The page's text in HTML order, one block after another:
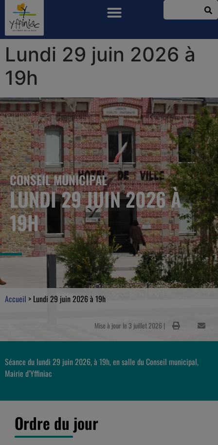
Lundi 29 juin 2026 à
19h
CONSEIL MUNICIPAL
LUNDI 29 JUIN 2026 À
19H
Accueil > Lundi 29 juin 2026 à 19h
Mise à jour le 3 juillet 2026 |
Séance du lundi 29 juin 2026, à 19h, en salle du Conseil municipal,
Mairie d’Yffiniac
Ordre du jour